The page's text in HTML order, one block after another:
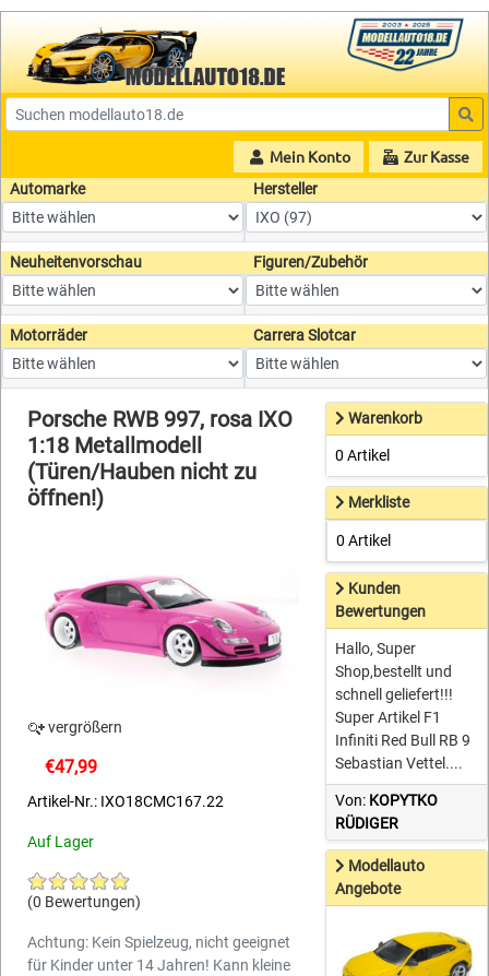
Mein Konto Zur Kasse
Automarke Hersteller
Neuheitenvorschau Figuren/Zubehör
Motorräder Carrera Slotcar
Porsche RWB 997, rosa IXO
1:18 Metallmodell
(Türen/Hauben nicht zu
öffnen!)
vergrößern
€47,99
Artikel-Nr.: IXO18CMC167.22
Auf Lager
(0 Bewertungen)
Achtung: Kein Spielzeug, nicht geeignet
für Kinder unter 14 Jahren! Kann kleine
Warenkorb
0 Artikel
Merkliste
0 Artikel
Kunden
Bewertungen
Hallo, Super
Shop,bestellt und
schnell geliefert!!!
Super Artikel F1
Infiniti Red Bull RB 9
Sebastian Vettel....
Von: KOPYTKO
RÜDIGER
Modellauto
Angebote